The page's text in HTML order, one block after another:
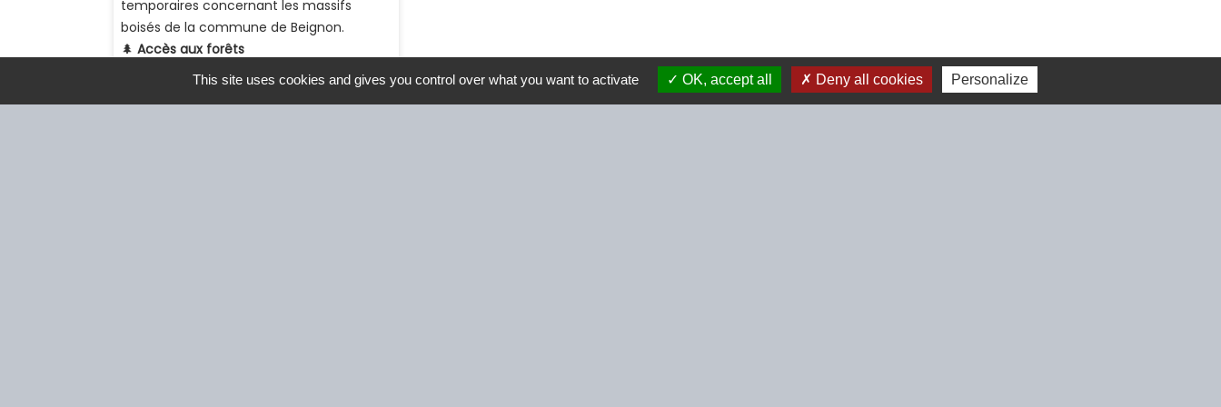
This site uses cookies and gives you control over what you want to activate OK, accept all Deny all cookies Personalize